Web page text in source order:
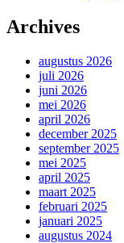
Archives
augustus 2026
juli 2026
juni 2026
mei 2026
april 2026
december 2025
september 2025
mei 2025
april 2025
maart 2025
februari 2025
januari 2025
augustus 2024